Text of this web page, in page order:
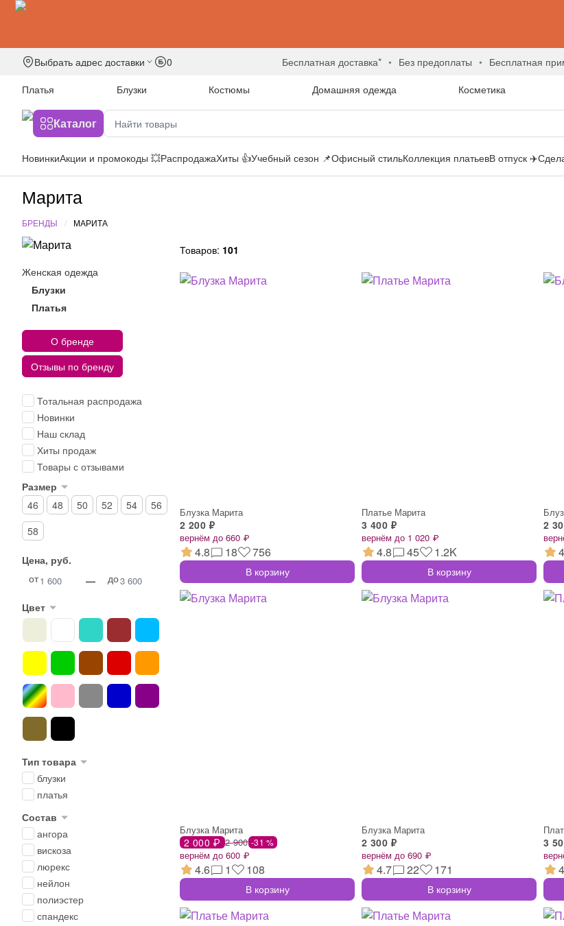
Выбрать адрес доставки 0 бесплатная доставка* без предоплаты бесплатная
Платья
Блузки Костюмы Домашняя одежда Косметика
Каталог
НовинкиАкции и промокоды 💥РаспродажаХиты 👍Учебный сезон 📌Офисный стильКоллекция платьевВ отпуск ✈️
Марита
БРЕНДЫ МАРИТА
Женская одежда
Блузки
Платья
О бренде
Отзывы по бренду
Тотальная распродажа
Новинки
Наш склад
Хиты продаж
Товары с отзывами
Цена, руб.
от
— до
Размер
46
48 50 52 54
56
58
Цвет
Тип товара
блузки
платья
Состав
ангора
вискоза
люрекс
нейлон
полиэстер
спандекс
Товаров: 101
Блузка Марита
2 200 ₽
вернём до 660 ₽
4.8 18 756
В корзину
Платье Марита
3 400 ₽
вернём до 1 020 ₽
4.8 45 1.2K
В корзину
2
Блузка Марита
2 000 ₽ 2 900 -31 %
вернём до 600 ₽
4.6 1 108
В корзину
Блузка Марита
2 300 ₽
вернём до 690 ₽
4.7 22 171
В корзину
3